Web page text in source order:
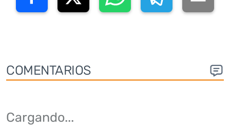
COMENTARIOS
Cargando...